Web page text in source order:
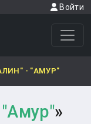
Войти
- "АМУР"
"Амур"»